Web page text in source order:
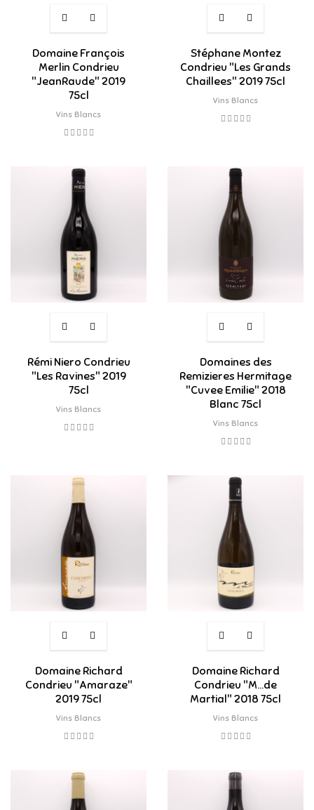
Domaine François
Merlin Condrieu
"JeanRaude" 2019
75cl
Vins Blancs
Stéphane Montez
Condrieu "Les Grands
Chaillees" 2019 75cl
Vins Blancs
Rémi Niero Condrieu
"Les Ravines" 2019
75cl
Vins Blancs
Domaines des
Remizieres Hermitage
"Cuvee Emilie" 2018
Blanc 75cl
Vins Blancs
Domaine Richard
Condrieu "Amaraze"
2019 75cl
Vins Blancs
Domaine Richard
Condrieu "M...de
Martial" 2018 75cl
Vins Blancs